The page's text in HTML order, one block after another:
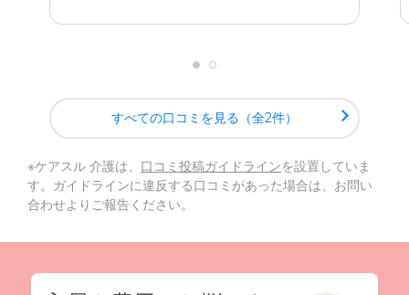
すべての口コミを見る（全2件）
※ケアスル 介護は、 口コミ投稿ガイドラインを設置していま
す。ガイドラインに違反する口コミがあった場合は、お問い
合わせよりご報告ください。